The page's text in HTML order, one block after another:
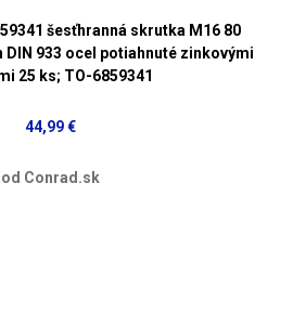
šesťhranná skrutka M16 80
933 ocel potiahnuté zinkovými
25 ks; TO-6859341
44,99 €
od Conrad.sk